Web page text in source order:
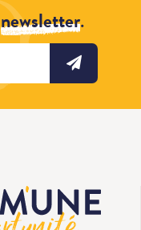
newsletter.